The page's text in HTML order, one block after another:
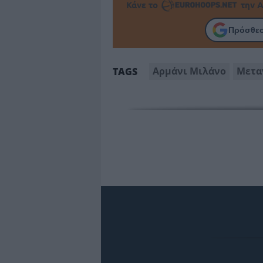
Κάνε το την
TAGS Αρμάνι Μιλάνο